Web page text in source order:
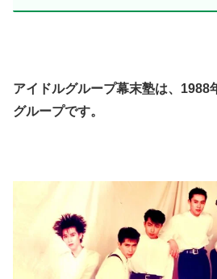
アイドルグループ幕末塾は、1988
グループです。